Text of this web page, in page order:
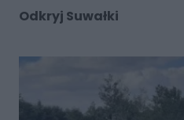
Odkryj Suwałki